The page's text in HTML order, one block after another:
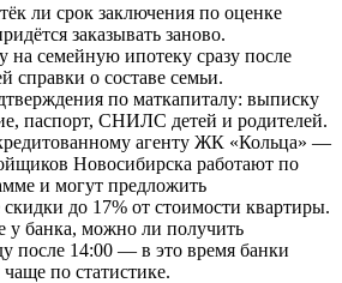
ли срок заключения по оценке
заказывать заново.
на семейную ипотеку сразу после
справки о составе семьи.
по маткапиталу: выписку
паспорт, СНИЛС детей и родителей.
агенту ЖК «Кольца» —
Новосибирска работают по
и могут предложить
до 17% от стоимости квартиры.
у банка, можно ли получить
после 14:00 — в это время банки
по статистике.